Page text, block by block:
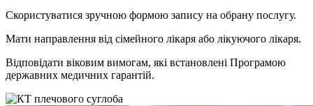
Скористуватися зручною формою запису на обрану послугу.
Мати направлення від сімейного лікаря або лікуючого лікаря.
Відповідати віковим вимогам, які встановлені Програмою
державних медичних гарантій.